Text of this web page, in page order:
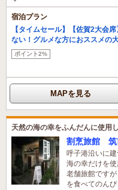
宿泊プラン
【タイムセール】【佐賀2大会
ない！グルメな方におススメの
ポイント2%
MAPを見る
天然の海の幸をふんだんに使用
割烹旅館 筑
呼子港沿いに
海の幸だけを
老舗旅館です
を食べてのんび